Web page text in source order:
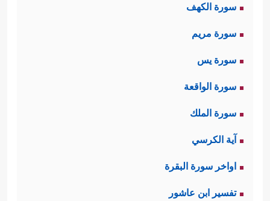
سورة الكهف
سورة مريم
سورة يس
سورة الواقعة
سورة الملك
آية الكرسي
اواخر سورة البقرة
تفسير ابن عاشور